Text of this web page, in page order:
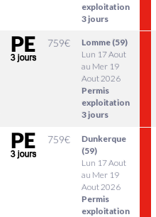
exploitation
3 jours
759€
Lomme (59)
Lun 17 Aout
au Mer 19
Aout 2026
Permis
exploitation
3 jours
759€
Dunkerque
(59)
Lun 17 Aout
au Mer 19
Aout 2026
Permis
exploitation